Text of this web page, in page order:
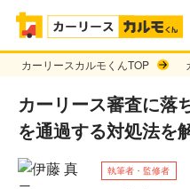
カーリースカルモくんTOP
カーリース審査に落
を通過する対処法を
執筆者・監修者